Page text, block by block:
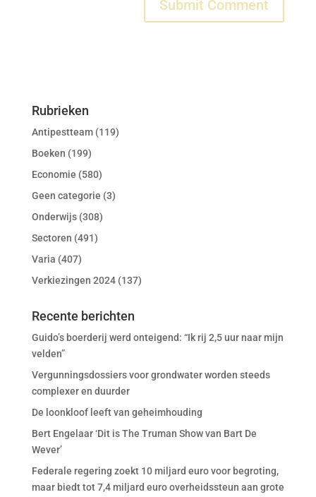
Rubrieken
Antipestteam(119)
Boeken (199)
Economie (580)
Geen categorie (3)
Onderwijs(308)
Sectoren (491)
Varia (407)
Verkiezingen 2024(137)
Recente berichten
Guido’s boerderij werd onteigend: “Ik rij 2,5 uur naar mijn
velden”
Vergunningsdossiers voor grondwater worden steeds
complexer en duurder
De loonkloof leeft van geheimhouding
Bert Engelaar ‘Dit is The Truman Show van Bart De
Wever’
Federale regering zoekt 10 miljard euro voor begroting,
maar biedt tot 7,4 miljard euro overheidssteun aan grote